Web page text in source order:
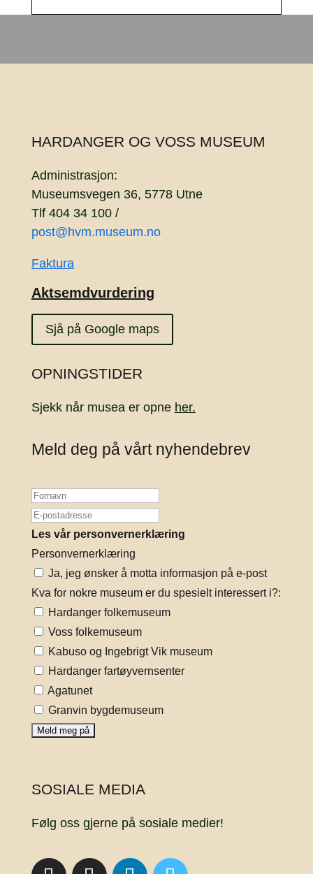
HARDANGER OG VOSS MUSEUM
Administrasjon:
Museumsvegen 36, 5778 Utne
Tlf 404 34 100 /
post@hvm.museum.no
Faktura
Aktsemdvurdering
Sjå på Google maps
OPNINGSTIDER
Sjekk når musea er opne her.
Meld deg på vårt nyhendebrev
Les vår personvernerklæring
Personvernerklæring
Ja, jeg ønsker å motta informasjon på e-post
Kva for nokre museum er du spesielt interessert i?:
Hardanger folkemuseum
Voss folkemuseum
Kabuso og Ingebrigt Vik museum
Hardanger fartøyvernsenter
Agatunet
Granvin bygdemuseum
SOSIALE MEDIA
Følg oss gjerne på sosiale medier!